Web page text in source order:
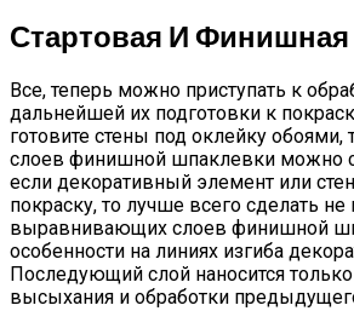
Стартовая И
Все, теперь можно приступать к
дальнейшей их подготовки к
готовите стены под оклейку обоями,
слоев финишной шпаклевки можно
если декоративный элемент или
покраску, то лучше всего сделать
выравнивающих слоев финишной
особенности на линиях изгиба
Последующий слой наносится
высыхания и обработки